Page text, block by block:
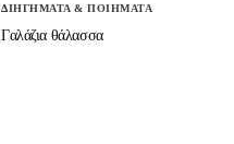
ΔΙΗΓΗΜΑΤΑ & ΠΟΙΗΜΑΤΑ
Γαλάζια θάλασσα